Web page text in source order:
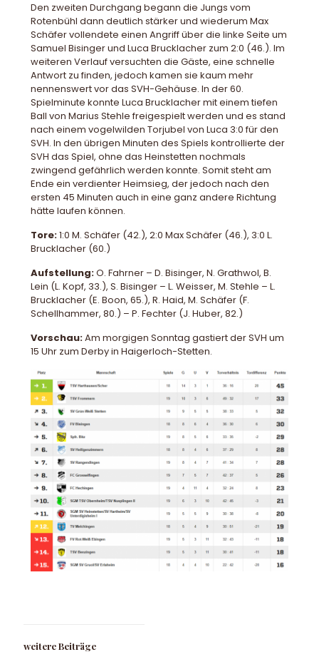
Den zweiten Durchgang begann die Jungs vom
Rotenbühl dann deutlich stärker und wiederum Max
Schäfer vollendete einen Angriff über die linke Seite um
Samuel Bisinger und Luca Brucklacher zum 2:0 (46.). Im
weiteren Verlauf versuchten die Gäste, eine schnelle
Antwort zu finden, jedoch kamen sie kaum mehr
nennenswert vor das SVH-Gehäuse. In der 60.
Spielminute konnte Luca Brucklacher mit einem tiefen
Ball von Marius Stehle freigespielt werden und es stand
nach einem vogelwilden Torjubel von Luca 3:0 für den
SVH. In den übrigen Minuten des Spiels kontrollierte der
SVH das Spiel, ohne das Heinstetten nochmals
zwingend gefährlich werden konnte. Somit steht am
Ende ein verdienter Heimsieg, der jedoch nach den
ersten 45 Minuten auch in eine ganz andere Richtung
hätte laufen können.
Tore:1:0 M. Schäfer (42.), 2:0 Max Schäfer (46.), 3:0 L.
Brucklacher (60.)
Aufstellung:O. Fahrner – D. Bisinger, N. Grathwol, B.
Lein (L. Kopf, 33.), S. Bisinger – L. Weisser, M. Stehle – L.
Brucklacher (E. Boon, 65.), R. Haid, M. Schäfer (F.
Schellhammer, 80.) – P. Fechter (J. Huber, 82.)
Vorschau:Am morgigen Sonntag gastiert der SVH um
15 Uhr zum Derby in Haigerloch-Stetten.
weitere Beiträge